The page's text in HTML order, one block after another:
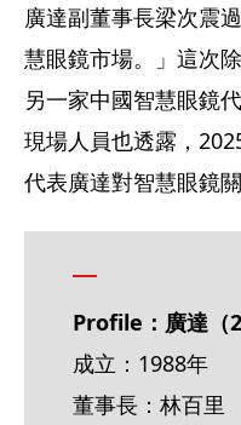
廣達副董事長梁次震
慧眼鏡市場。」這次
另一家中國智慧眼鏡
現場人員也透露，
代表廣達對智慧眼鏡
Profile：廣達（
成立：1988年
董事長：林百里